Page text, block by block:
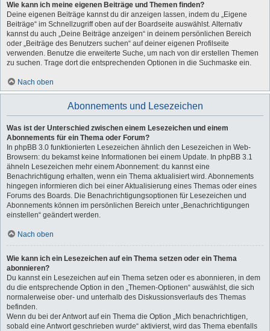
Wie kann ich meine eigenen Beiträge und Themen finden?
Deine eigenen Beiträge kannst du dir anzeigen lassen, indem du „Eigene
Beiträge“ im Schnellzugriff oben auf der Boardseite auswählst. Alternativ
kannst du auch „Deine Beiträge anzeigen“ in deinem persönlichen Bereich
oder „Beiträge des Benutzers suchen“ auf deiner eigenen Profilseite
verwenden. Benutze die erweiterte Suche, um nach von dir erstellen Themen
zu suchen. Trage dort die entsprechenden Optionen in die Suchmaske ein.
Nach oben
Abonnements und Lesezeichen
Was ist der Unterschied zwischen einem Lesezeichen und einem
Abonnements für ein Thema oder Forum?
In phpBB 3.0 funktionierten Lesezeichen ähnlich den Lesezeichen in Web-
Browsern: du bekamst keine Informationen bei einem Update. In phpBB 3.1
ähneln Lesezeichen mehr einem Abonnement: du kannst eine
Benachrichtigung erhalten, wenn ein Thema aktualisiert wird. Abonnements
hingegen informieren dich bei einer Aktualisierung eines Themas oder eines
Forums des Boards. Die Benachrichtigungsoptionen für Lesezeichen und
Abonnements können im persönlichen Bereich unter „Benachrichtigungen
einstellen“ geändert werden.
Nach oben
Wie kann ich ein Lesezeichen auf ein Thema setzen oder ein Thema
abonnieren?
Du kannst ein Lesezeichen auf ein Thema setzen oder es abonnieren, in dem
du die entsprechende Option in den „Themen-Optionen“ auswählst, die sich
normalerweise ober- und unterhalb des Diskussionsverlaufs des Themas
befinden.
Wenn du bei der Antwort auf ein Thema die Option „Mich benachrichtigen,
sobald eine Antwort geschrieben wurde“ aktivierst, wird das Thema ebenfalls